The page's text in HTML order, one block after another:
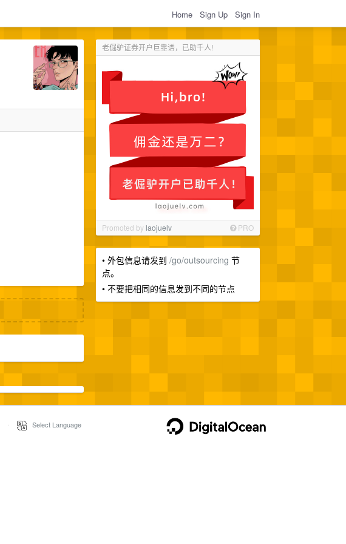
Home Sign Up Sign In
老倔驴证券开户巨靠谱，已助千人!
Promoted bylaojuelv PRO
• 外包信息请发到 /go/outsourcing 节
点。
• 不要把相同的信息发到不同的节点
Select Language